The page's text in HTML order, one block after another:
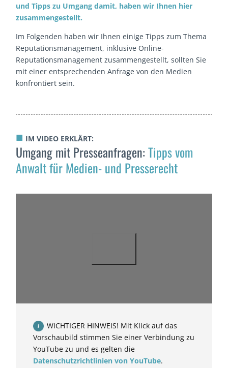
und Tipps zu Umgang damit, haben wir Ihnen hier
zusammengestellt.
Im Folgenden haben wir Ihnen einige Tipps zum Thema
Reputationsmanagement, inklusive Online-
Reputationsmanagement zusammengestellt, sollten Sie
mit einer entsprechenden Anfrage von den Medien
konfrontiert sein.
■ IM VIDEO ERKLÄRT:
Umgang mit Presseanfragen:Tipps vom
Anwalt für Medien- und Presserecht
WICHTIGER HINWEIS! Mit Klick auf das
Vorschaubild stimmen Sie einer Verbindung zu
YouTube zu und es gelten die
Datenschutzrichtlinien von YouTube.